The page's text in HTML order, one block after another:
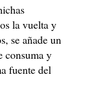
la vuelta y
se añade un
consuma y
fuente del